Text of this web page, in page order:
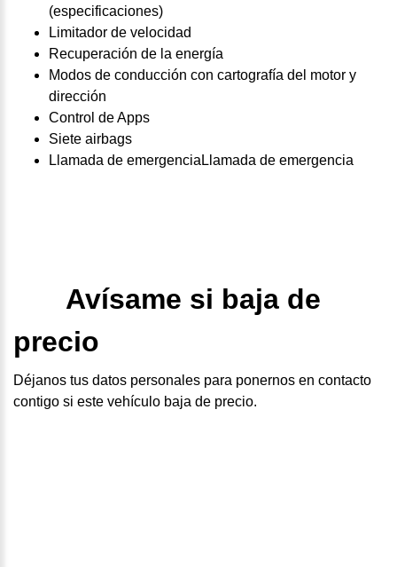
(especificaciones)
Limitador de velocidad
Recuperación de la energía
Modos de conducción con cartografía del motor y
dirección
Control de Apps
Siete airbags
Llamada de emergenciaLlamada de emergencia
Avísame si baja de
precio
Déjanos tus datos personales para ponernos en contacto
contigo si este vehículo baja de precio.